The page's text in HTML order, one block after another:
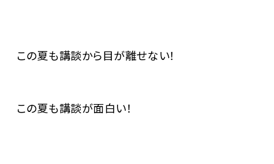
この夏も講談から目が離せない！
この夏も講談が面白い！